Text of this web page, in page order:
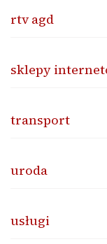
rtv agd
sklepy
transport
uroda
usługi